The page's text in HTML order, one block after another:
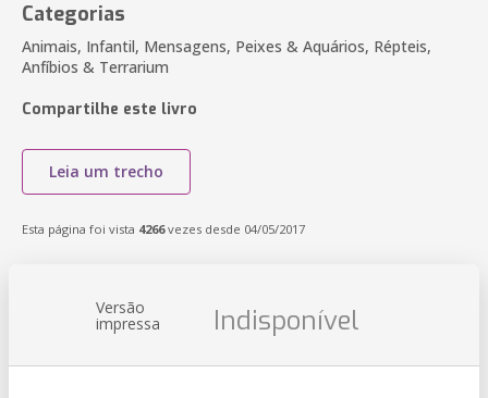
Categorias
Animais, Infantil, Mensagens, Peixes & Aquários, Répteis,
Anfíbios & Terrarium
Compartilhe este livro
Leia um trecho
Esta página foi vista 4266vezes desde 04/05/2017
Versão
impressa Indisponível